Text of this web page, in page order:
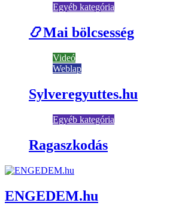
Egyéb kategória
📿Mai bölcsesség
Videó
Weblap
Sylveregyuttes.hu
Egyéb kategória
Ragaszkodás
ENGEDEM.hu